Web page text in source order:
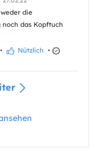
die
das Kopftuch
• Nützlich •